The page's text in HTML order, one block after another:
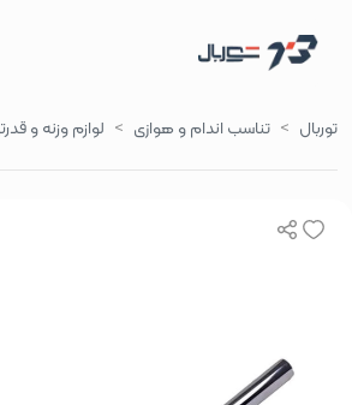
توربال تناسب اندام و هوازی لوازم وزنه و